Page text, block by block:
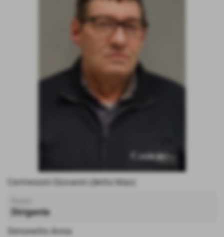
Cermesoni Giovanni (detto Max)
Dirigente
Simonetto Anna